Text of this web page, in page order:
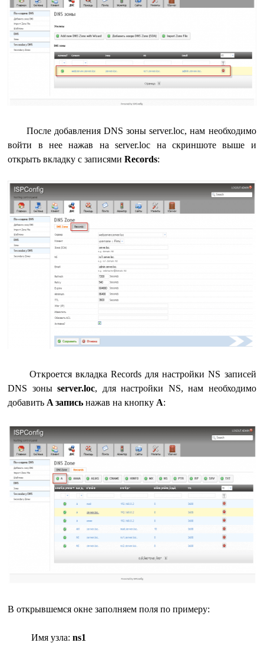
После добавления DNS зоны server.loc, нам необходимо
войти в нее нажав на server.loc на скриншоте выше и
открыть вкладку с записямиRecords:
Откроется вкладка Records для настройки NS записей
DNS зоныserver.loc, для настройки NS, нам необходимо
добавить A запись нажав на кнопку A:
В открывшемся окне заполняем поля по примеру:
Имя узла:ns1